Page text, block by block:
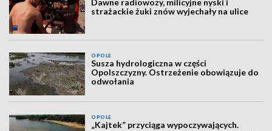
Dawne radiowozy, milicyjne nyski i
strażackie żuki znów wyjechały na ulice
OPOLE
Susza hydrologiczna w części
Opolszczyzny. Ostrzeżenie obowiązuje do
odwołania
OPOLE
„Kajtek” przyciąga wypoczywających.